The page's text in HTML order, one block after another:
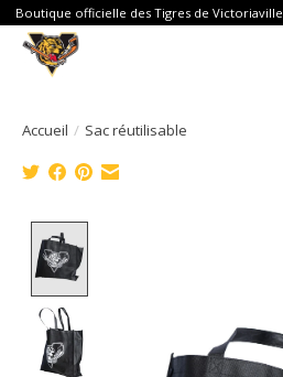
Boutique officielle des Tigres de Victoriaville
Accueil / Sac réutilisable